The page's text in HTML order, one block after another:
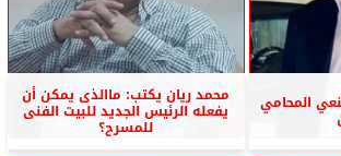
المحامي محمد ريان يكتب: ماالذى يمكن أن
يفعله الرئيس الجديد للبيت الفنى
للمسرح؟